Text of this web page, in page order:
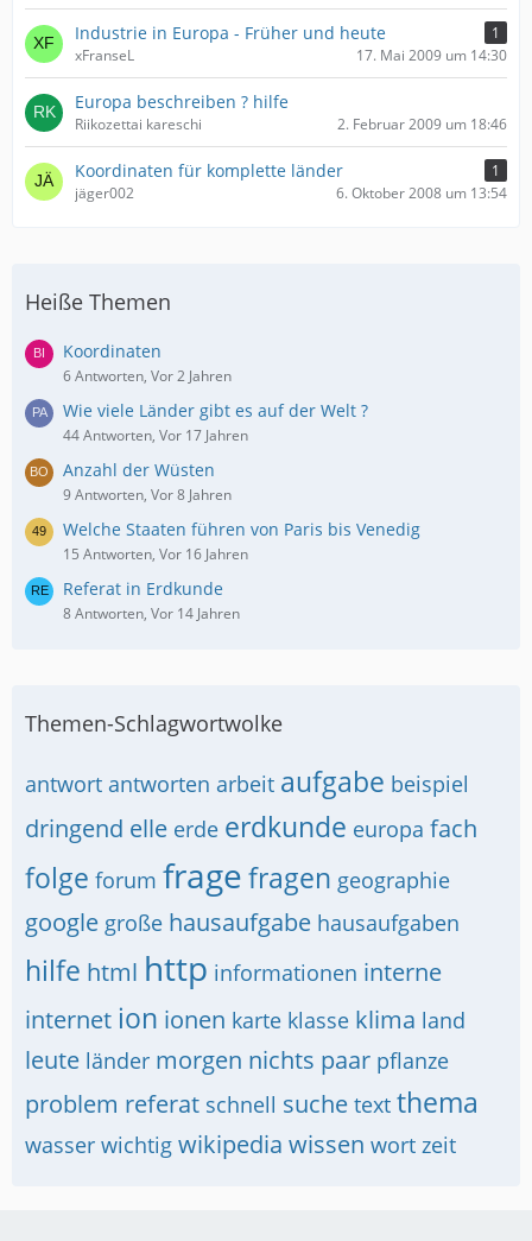
Industrie in Europa - Früher und heute
1
xFranseL
17. Mai 2009 um 14:30
Europa beschreiben ? hilfe
Riikozettai kareschi 2. Februar 2009 um 18:46
Koordinaten für komplette länder
1
jäger002
6. Oktober 2008 um 13:54
Heiße Themen
Koordinaten
6 Antworten, Vor 2 Jahren
Wie viele Länder gibt es auf der Welt ?
44 Antworten, Vor 17 Jahren
Anzahl der Wüsten
9 Antworten, Vor 8 Jahren
Welche Staaten führen von Paris bis Venedig
15 Antworten, Vor 16 Jahren
Referat in Erdkunde
8 Antworten, Vor 14 Jahren
Themen-Schlagwortwolke
antwort antworten arbeit aufgabe beispiel
dringend elle erde erdkunde europa fach
folge forum fragefragen geographie
google große hausaufgabe hausaufgaben
hilfe html http informationen interne
internet ion ionen karte klasse klima land
leute länder morgen nichts paar pflanze
problem referat schnell suche text thema
wasser wichtig wikipedia wissen wort zeit